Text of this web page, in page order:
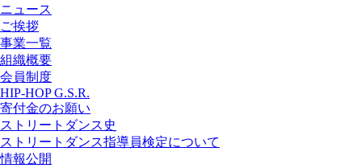
ニュース
ご挨拶
事業一覧
組織概要
会員制度
HIP-HOP G.S.R.
寄付金のお願い
ストリートダンス史
ストリートダンス指導員検定について
情報公開